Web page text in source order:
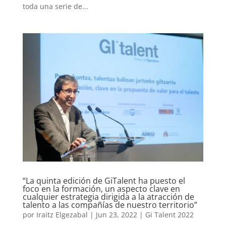
toda una serie de...
“La quinta edición de GiTalent ha puesto el
foco en la formación, un aspecto clave en
cualquier estrategia dirigida a la atracción de
talento a las compañías de nuestro territorio”
por Iraitz Elgezabal | Jun 23, 2022| Gi Talent 2022